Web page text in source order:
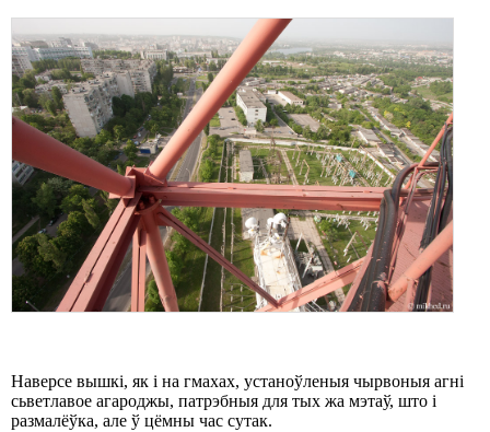
Наверсе вышкі, як і на гмахах, устаноўленыя чырвоныя агні
сьветлавое агароджы, патрэбныя для тых жа мэтаў, што і
размалёўка, але ў цёмны час сутак.